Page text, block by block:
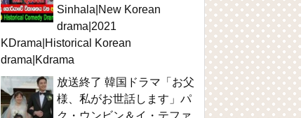
Sinhala|New Korean
drama|2021
KDrama|Historical Korean
drama|Kdrama
放送終了 韓国ドラマ「お父
様、私がお世話します」パ
ク・ウンビン＆イ・テファ